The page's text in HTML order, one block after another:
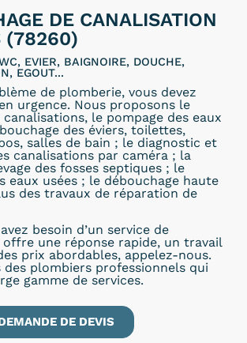
DE CANALISATION
(78260)
EVIER, BAIGNOIRE, DOUCHE,
EGOUT...
de plomberie, vous devez
urgence. Nous proposons le
le pompage des eaux
des éviers, toilettes,
salles de bain ; le diagnostic et
canalisations par caméra ; la
des fosses septiques ; le
eaux usées ; le débouchage haute
des travaux de réparation de
besoin d’un service de
une réponse rapide, un travail
prix abordables, appelez-nous.
des plombiers professionnels qui
gamme de services.
DE DEVIS